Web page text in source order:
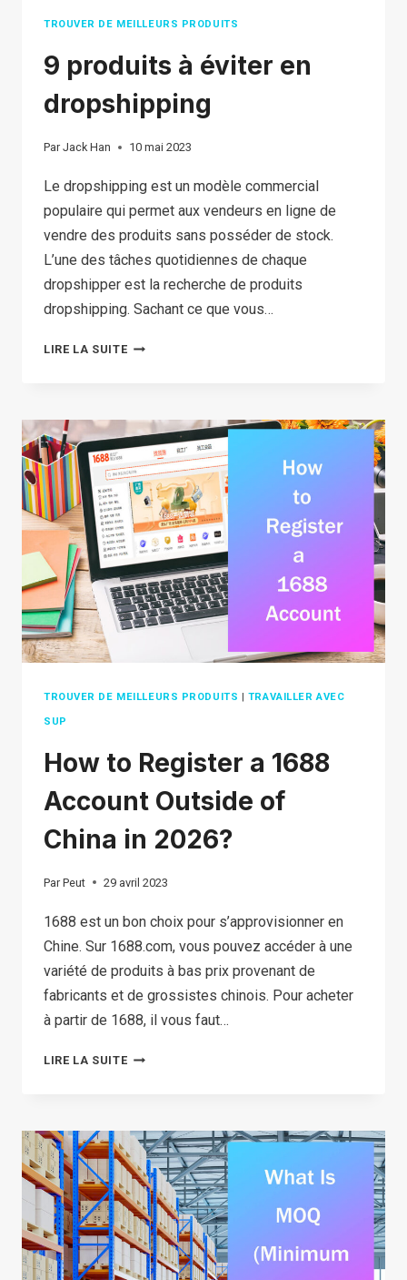
TROUVER DE MEILLEURS PRODUITS
9 produits à éviter en
dropshipping
Par Jack Han 10 mai 2023
Le dropshipping est un modèle commercial
populaire qui permet aux vendeurs en ligne de
vendre des produits sans posséder de stock.
L’une des tâches quotidiennes de chaque
dropshipper est la recherche de produits
dropshipping. Sachant ce que vous…
LIRE LA SUITE9
ÉVITER
EN
DROPSHIPPING
TROUVER DE MEILLEURS PRODUITS | TRAVAILLER AVEC
SUP
How to Register a 1688
Account Outside of
China in 2026?
Par Peut 29 avril 2023
1688 est un bon choix pour s’approvisionner en
Chine. Sur 1688.com, vous pouvez accéder à une
variété de produits à bas prix provenant de
fabricants et de grossistes chinois. Pour acheter
à partir de 1688, il vous faut…
LIRE LA SUITEHOW
A 1688
ACCOUNT
OUTSIDE
OF
CHINA
IN